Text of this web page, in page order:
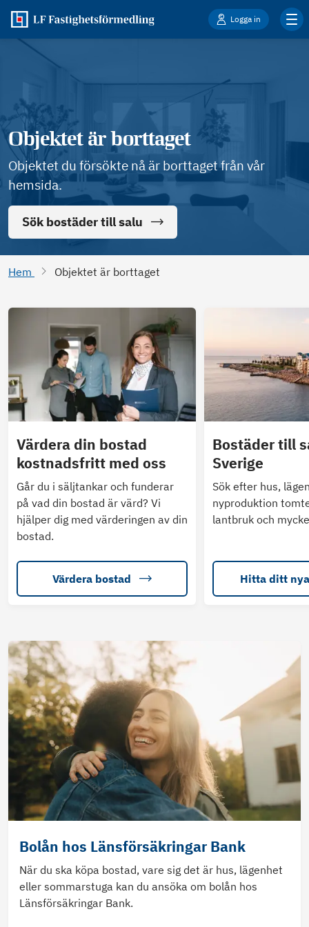
Logga in
Objektet är borttaget
Objektet du försökte nå är borttaget från vår
hemsida.
Sök bostäder till salu
Hem Objektet är borttaget
Värdera din bostad
kostnadsfritt med oss
Går du i säljtankar och funderar
på vad din bostad är värd? Vi
hjälper dig med värderingen av din
bostad.
Värdera bostad
Bostäder till
Sverige
Sök efter hus,
nyproduktion
lantbruk och
Hitta ditt
Bolån hos Länsförsäkringar Bank
När du ska köpa bostad, vare sig det är hus, lägenhet
eller sommarstuga kan du ansöka om bolån hos
Länsförsäkringar Bank.